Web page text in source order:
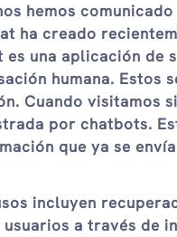
hemos
ha creado
es una aplicación de
humana. Estos
Cuando visitamos
por chatbots.
que ya se
incluyen
a través de